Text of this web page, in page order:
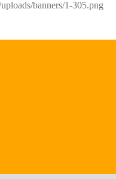
banners/1-305.png